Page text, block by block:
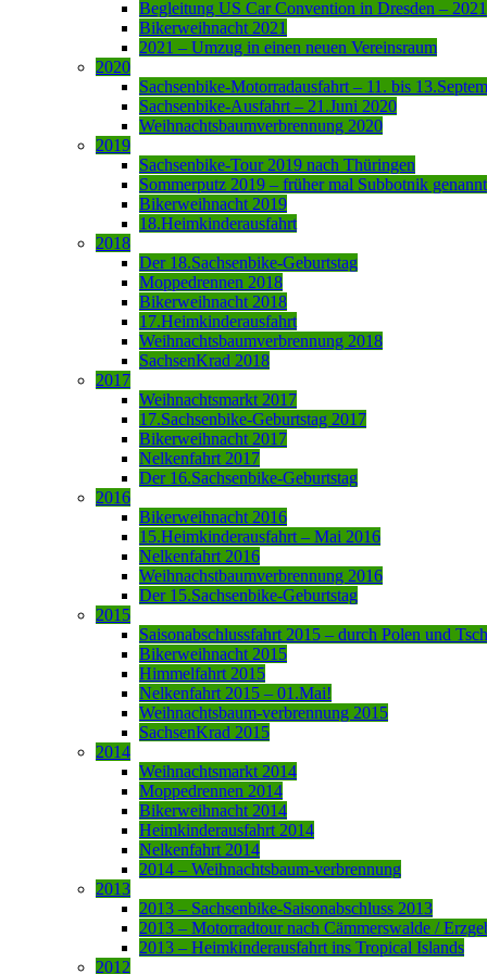
Begleitung US Car Convention in Dresden – 2021
Bikerweihnacht 2021
2021 – Umzug in einen neuen Vereinsraum
2020
Sachsenbike-Motorradausfahrt – 11. bis
Sachsenbike-Ausfahrt – 21.Juni 2020
Weihnachtsbaumverbrennung 2020
2019
Sachsenbike-Tour 2019 nach Thüringen
Sommerputz 2019 – früher mal Subbotnik genannt
Bikerweihnacht 2019
18.Heimkinderausfahrt
2018
Der 18.Sachsenbike-Geburtstag
Moppedrennen 2018
Bikerweihnacht 2018
17.Heimkinderausfahrt
Weihnachtsbaumverbrennung 2018
SachsenKrad 2018
2017
Weihnachtsmarkt 2017
17.Sachsenbike-Geburtstag 2017
Bikerweihnacht 2017
Nelkenfahrt 2017
Der 16.Sachsenbike-Geburtstag
2016
Bikerweihnacht 2016
15.Heimkinderausfahrt – Mai 2016
Nelkenfahrt 2016
Weihnachstbaumverbrennung 2016
Der 15.Sachsenbike-Geburtstag
2015
Saisonabschlussfahrt 2015 – durch Polen und
Bikerweihnacht 2015
Himmelfahrt 2015
Nelkenfahrt 2015 – 01.Mai!
Weihnachtsbaum-verbrennung 2015
SachsenKrad 2015
2014
Weihnachtsmarkt 2014
Moppedrennen 2014
Bikerweihnacht 2014
Heimkinderausfahrt 2014
Nelkenfahrt 2014
2014 – Weihnachtsbaum-verbrennung
2013
2013 – Sachsenbike-Saisonabschluss 2013
2013 – Motorradtour nach Cämmerswalde /
2013 – Heimkinderausfahrt ins Tropical Islands
2012